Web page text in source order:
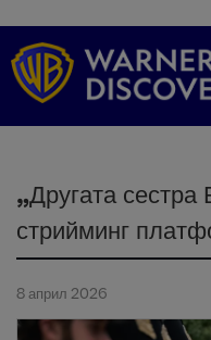
„Другата
стрийминг
8 април 2026